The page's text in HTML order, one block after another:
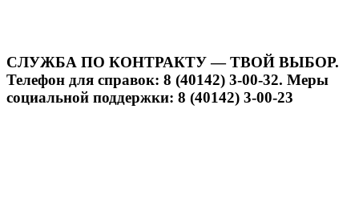
СЛУЖБА ПО КОНТРАКТУ — ТВОЙ ВЫБОР.
Телефон для справок: 8 (40142) 3-00-32. Меры
социальной поддержки: 8 (40142) 3-00-23